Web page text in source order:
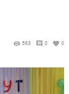
563 0 0